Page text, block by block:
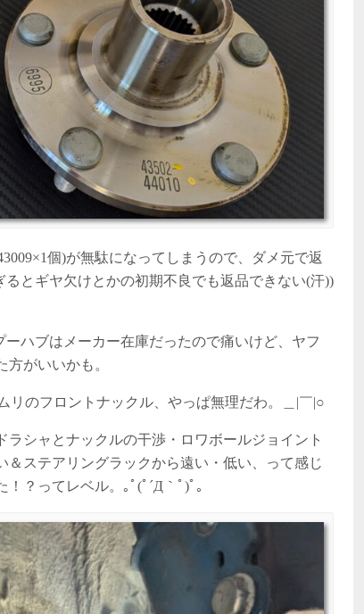
個)が無駄になってしまうので、ダメ元で返
とギヤ欠けとかの初期不良でも返品できない(汗))
ハブはメーカー在庫だったので痛いけど、ヤフ
がいいかも。
のフロントナックル、やっぱ無理だわ。＿|￣|○
シャとナックルの干渉・ロワボールジョイント
ステアリングラックから遠い・低い、って感じ
？ってレベル。｡ﾟ(ﾟ´Д｀ﾟ)ﾟ｡